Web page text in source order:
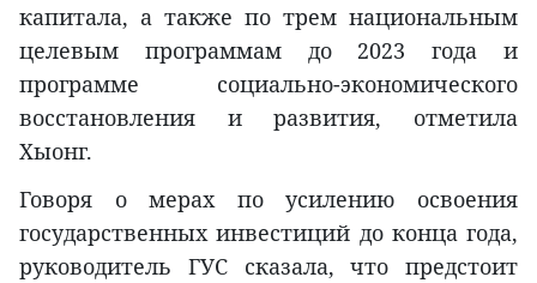
капитала, а также по трем национальным
целевым программам до 2023 года и
программе социально-экономического
восстановления и развития, отметила
Хыонг.
Говоря о мерах по усилению освоения
государственных инвестиций до конца года,
руководитель ГУС сказала, что предстоит